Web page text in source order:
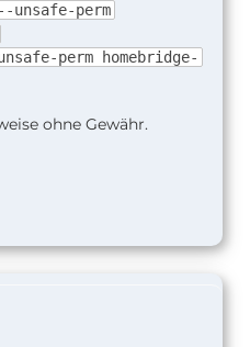
perm
perm homebridge-
ohne Gewähr.